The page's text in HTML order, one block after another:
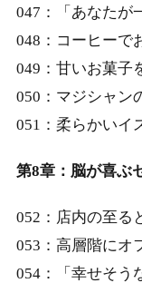
047：「あなたが
048：コーヒーで
049：甘いお菓子
050：マジシャン
051：柔らかいイ
第8章：脳が喜ぶ
052：店内の至る
053：高層階にオ
054：「幸せそう